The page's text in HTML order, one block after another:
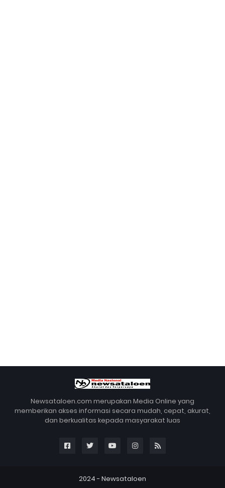
Newsataloen.com merupakan Media Online yang
memberikan akses informasi secara mudah, cepat, akurat,
dan berkualitas kepada masyarakat luas
2024 - Newsataloen